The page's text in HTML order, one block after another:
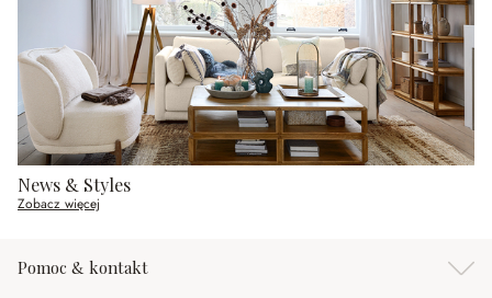
News & Styles
Zobacz więcej
Pomoc & kontakt